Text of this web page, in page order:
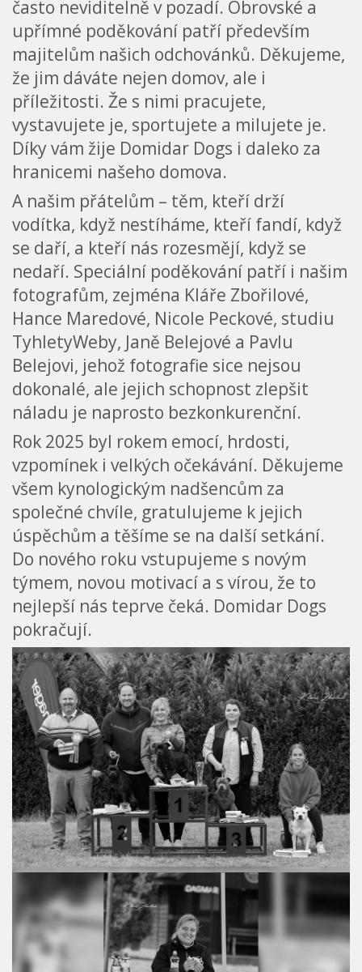
často neviditelně v pozadí. Obrovské a
upřímné poděkování patří především
majitelům našich odchovánků. Děkujeme,
že jim dáváte nejen domov, ale i
příležitosti. Že s nimi pracujete,
vystavujete je, sportujete a milujete je.
Díky vám žije Domidar Dogs i daleko za
hranicemi našeho domova.
A našim přátelům – těm, kteří drží
vodítka, když nestíháme, kteří fandí, když
se daří, a kteří nás rozesmějí, když se
nedaří. Speciální poděkování patří i našim
fotografům, zejména Kláře Zbořilové,
Hance Maredové, Nicole Peckové, studiu
TyhletyWeby, Janě Belejové a Pavlu
Belejovi, jehož fotografie sice nejsou
dokonalé, ale jejich schopnost zlepšit
náladu je naprosto bezkonkurenční.
Rok 2025 byl rokem emocí, hrdosti,
vzpomínek i velkých očekávání. Děkujeme
všem kynologickým nadšencům za
společné chvíle, gratulujeme k jejich
úspěchům a těšíme se na další setkání.
Do nového roku vstupujeme s novým
týmem, novou motivací a s vírou, že to
nejlepší nás teprve čeká. Domidar Dogs
pokračují.